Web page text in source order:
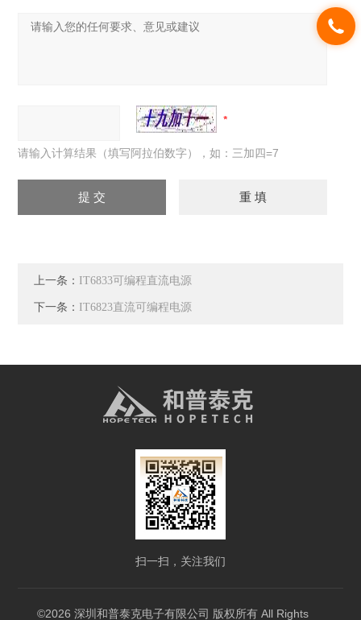
请输入计算结果（填写阿拉伯数字），如：三加四=7
上一条： IT6833可编程直流电源
下一条： IT6823直流可编程电源
扫一扫，关注我们
©2026 深圳和普泰克电子有限公司 版权所有 All Rights